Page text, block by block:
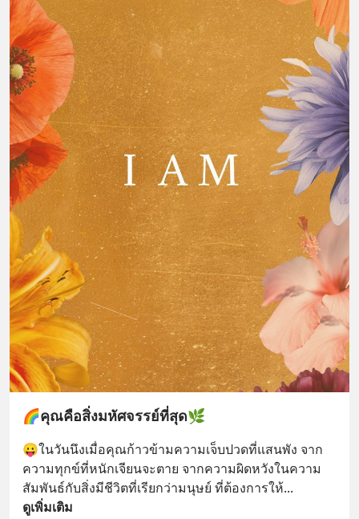
🌈คุณคือสิ่งมหัศจรรย์ที่สุด🌿
😛ในวันนึงเมื่อคุณก้าวข้ามความเจ็บปวดที่แสนพัง จาก
ความทุกข์ที่หนักเจียนจะตาย จากความผิดหวังในความ
สัมพันธ์กับสิ่งมีชีวิตที่เรียกว่ามนุษย์ ที่ต้องการให้...
ดูเพิ่มเติม